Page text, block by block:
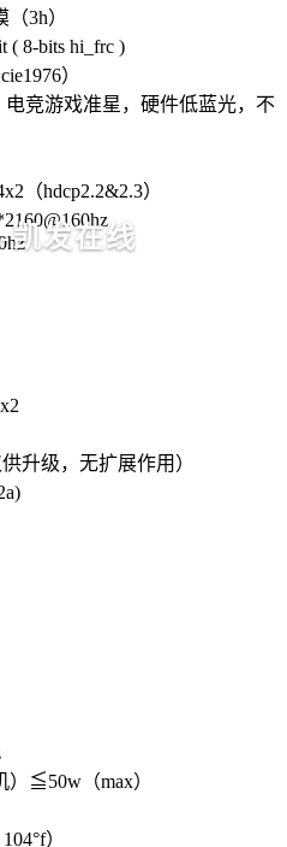
发在线
3h）
( 8-bits hi_frc )
）
电竞游戏准星，硬件低蓝光，不
（hdcp2.2&2.3）
供升级，无扩展作用）
≦50w（max）
）